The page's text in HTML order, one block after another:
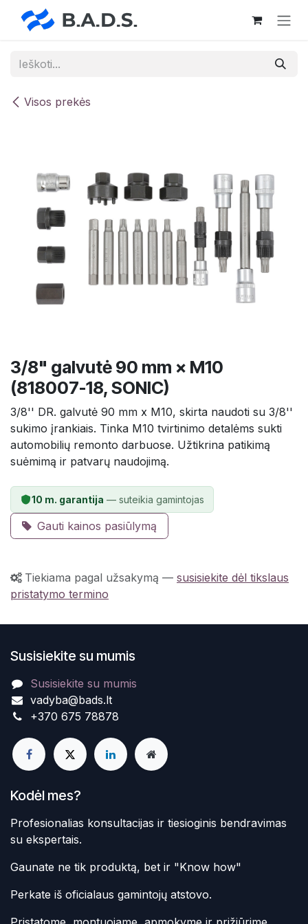
Skip to Content
Visos prekės
3/8" galvutė 90 mm × M10
(818007-18, SONIC)
3/8'' DR. galvutė 90 mm x M10, skirta naudoti su 3/8''
sukimo įrankiais. Tinka M10 tvirtinimo detalėms sukti
automobilių remonto darbuose. Užtikrina patikimą
suėmimą ir patvarų naudojimą.
10 m. garantija — suteikia gamintojas
Gauti kainos pasiūlymą
Tiekiama pagal užsakymą — susisiekite dėl tikslaus
pristatymo termino
Susisiekite su mumis
Susisiekite su mumis
vadyba@bads.lt
+370 675 78878
Kodėl mes?
Profesionalias konsultacijas ir tiesioginis bendravimas
su ekspertais.
Gaunate ne tik produktą, bet ir "Know how"
Perkate iš oficialaus gamintojų atstovo.